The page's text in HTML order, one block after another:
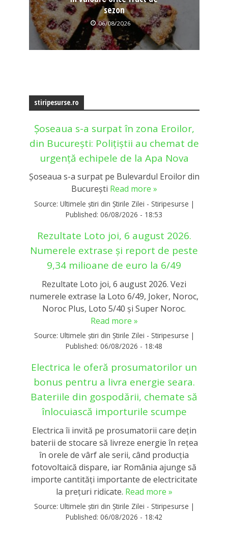
sezon
06/08/2026
stiripesurse.ro
Șoseaua s-a surpat în zona Eroilor,
din București: Polițiștii au chemat de
urgență echipele de la Apa Nova
Șoseaua s-a surpat pe Bulevardul Eroilor din
București Read more »
Source: Ultimele știri din Știrile Zilei - Stiripesurse |
Published: 06/08/2026 - 18:53
Rezultate Loto joi, 6 august 2026.
Numerele extrase și report de peste
9,34 milioane de euro la 6/49
Rezultate Loto joi, 6 august 2026. Vezi
numerele extrase la Loto 6/49, Joker, Noroc,
Noroc Plus, Loto 5/40 și Super Noroc.
Read more »
Source: Ultimele știri din Știrile Zilei - Stiripesurse |
Published: 06/08/2026 - 18:48
Electrica le oferă prosumatorilor un
bonus pentru a livra energie seara.
Bateriile din gospodării, chemate să
înlocuiască importurile scumpe
Electrica îi invită pe prosumatorii care dețin
baterii de stocare să livreze energie în rețea
în orele de vârf ale serii, când producția
fotovoltaică dispare, iar România ajunge să
importe cantități importante de electricitate
la prețuri ridicate. Read more »
Source: Ultimele știri din Știrile Zilei - Stiripesurse |
Published: 06/08/2026 - 18:42